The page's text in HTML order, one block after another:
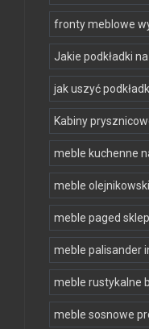
fronty meblowe
Jakie podkładki na
jak uszyć
Kabiny
meble kuchenne
meble
meble paged
meble palisander
meble rustykalne
meble sosnowe